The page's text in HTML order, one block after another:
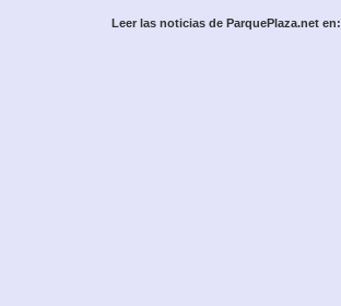
Leer las noticias de ParquePlaza.net en: